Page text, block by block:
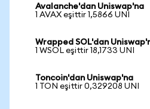
Avalanche'dan Uniswap'na
1 AVAX eşittir 1,5866 UNI
Wrapped SOL'dan
1 WSOL eşittir 18,1733 UNI
Toncoin'dan Uniswap'na
1 TON eşittir 0,329208 UNI